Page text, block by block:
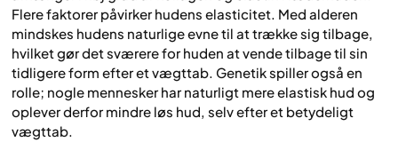
Flere faktorer påvirker hudens elasticitet. Med alderen
mindskes hudens naturlige evne til at trække sig tilbage,
hvilket gør det sværere for huden at vende tilbage til sin
tidligere form efter et vægttab. Genetik spiller også en
rolle; nogle mennesker har naturligt mere elastisk hud og
oplever derfor mindre løs hud, selv efter et betydeligt
vægttab.